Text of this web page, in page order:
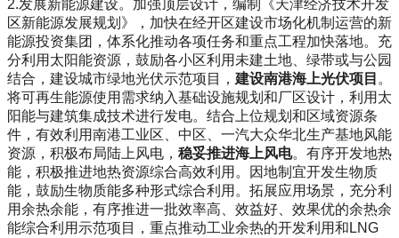
2.发展新能源建设。加强顶层设计，编制《天津经济技术开发
区新能源发展规划》，加快在经开区建设市场化机制运营的新
能源投资集团，体系化推动各项任务和重点工程加快落地。充
分利用太阳能资源，鼓励各小区利用未建土地、绿带或与公园
结合，建设城市绿地光伏示范项目， 建设南港海上光伏项目 。
将可再生能源使用需求纳入基础设施规划和厂区设计，利用太
阳能与建筑集成技术进行发电。结合上位规划和区域资源条
件，有效利用南港工业区、中区、一汽大众华北生产基地风能
资源，积极布局陆上风电， 稳妥推进海上风电。有序开发地热
能，积极推进地热资源综合高效利用。因地制宜开发生物质
能，鼓励生物质能多种形式综合利用。拓展应用场景，充分利
用余热余能，有序推进一批效率高、效益好、效果优的余热余
能综合利用示范项目，重点推动工业余热的开发利用和LNG